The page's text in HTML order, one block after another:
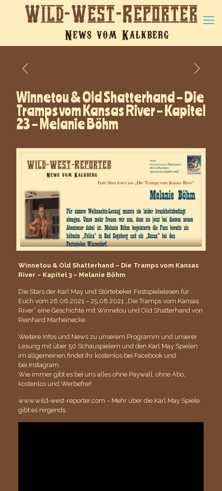
Winnetou & Old Shatterhand – Die
Tramps vom Kansas River – Kapitel
23 – Melanie Böhm
Winnetou & Old Shatterhand – Die Tramps vom Kansas
River – Kapitel 3 – Melanie Böhm
Die Stars der Karl May und Störtebeker Festspielelesen für
Euch vom 26.06.2021 – 25.08.2021 „Die Tramps vom Kansas
River“ eine Geschichte mit Winnetou und Old Shatterhand von
Reinhard Marheinecke.
Weitere Infos und News zu unserem Programm und unserer
Lesung mit über 50 Schauspielern und den Karl May Spielen
im allgemeinen findet Ihr kostenlos bei Facebookund
bei Instagram
Wie immer gibt es bei uns alles ohne Paywall, ohne Abo,
kostenlos und Werbefrei!
www.wild-west-reporter.com – Mehr über die Karl May Spiele
gibt es nirgends.